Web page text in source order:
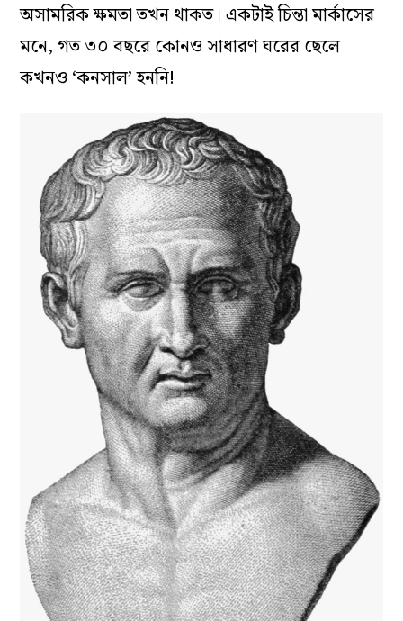
অসামরিক ক্ষমতা তখন থাকত। একটাই চিন্তা মার্কাসের
মনে, গত ৩০ বছরে কোনও সাধারণ ঘরের ছেলে
কখনও ‘কনসাল’ হননি!